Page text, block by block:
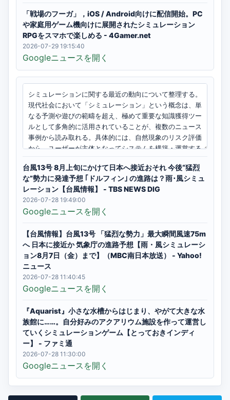
「戦場のフーガ」，iOS / Android向けに配信開始。PC
や家庭用ゲーム機向けに展開されたシミュレーション
RPGをスマホで楽しめる - 4Gamer.net
2026-07-29 19:15:40
Googleニュースを開く
台風13号 8月上旬にかけて日本へ接近おそれ 今後“猛烈
な”勢力に発達予想 ｢ドルフィン｣ の進路は？雨･風シミュ
レーション【台風情報】 - TBS NEWS DIG
2026-07-28 19:49:00
Googleニュースを開く
【台風情報】台風13号 「猛烈な勢力」最大瞬間風速75m
へ 日本に接近か 気象庁の進路予想【雨・風シミュレーシ
ョン8月7日（金）まで】（MBC南日本放送） - Yahoo!
ニュース
2026-07-28 11:40:45
Googleニュースを開く
『Aquarist』小さな水槽からはじまり、やがて大きな水
族館に……。自分好みのアクアリウム施設を作って運営し
ていくシミュレーションゲーム【とっておきインディ
ー】 - ファミ通
2026-07-28 11:30:00
Googleニュースを開く